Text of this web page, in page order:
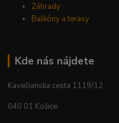
Záhrady
Balkóny a terasy
Kde nás nájdete
Kavečianska cesta 1119/12
040 01 Košice